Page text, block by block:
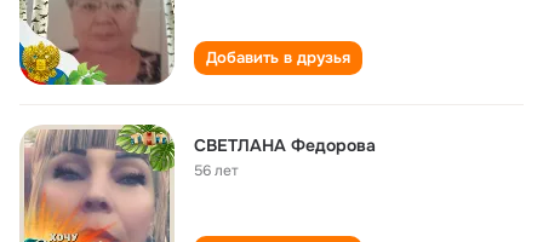
Добавить в друзья
СВЕТЛАНА Федорова
56 лет